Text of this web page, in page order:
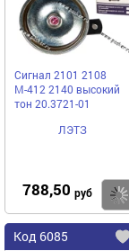
Сигнал 2101 2108
М-412 2140 высокий
тон 20.3721-01
ЛЭТЗ
788,50 руб
Код 6085